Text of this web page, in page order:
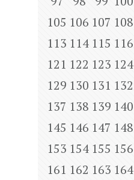
105 106 107 108
113 114 115 116
121 122 123 124
129 130 131 132
137 138 139 140
145 146 147 148
153 154 155 156
161 162 163 164